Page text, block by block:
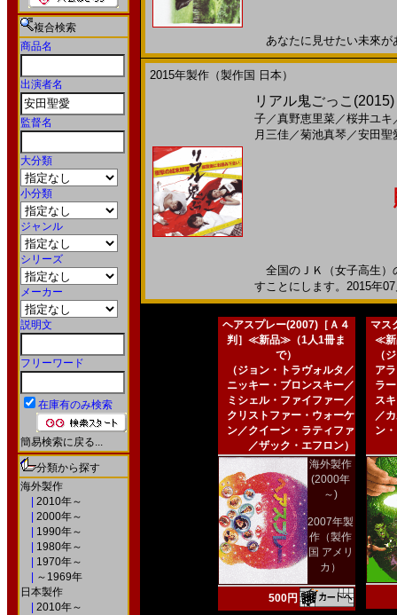
複合検索
商品名
出演者名
監督名
大分類
小分類
ジャンル
シリーズ
メーカー
説明文
フリーワード
在庫有のみ検索
簡易検索に戻る...
分類から探す
海外製作
2010年～
2000年～
1990年～
1980年～
1970年～
～1969年
日本製作
2010年～
あなたに見せたい未來
2015年製作（製作国 日本）
リアル鬼ごっこ
子／真野恵里菜／桜井ユキ
月三佳／菊池真琴 ／安田聖
全国のＪＫ（女子高生）
すことにします。2015年
ヘアスプレー(2007)［Ａ４
判］≪新品≫（1人1冊ま
で）
（ジョン・トラヴォルタ／
ニッキー・ブロンスキー／
ミシェル・ファイファー／
クリストファー・ウォーケ
ン／クイーン・ラティファ
／ザック・エフロン）
海外製作
(2000年
～)
2007年製
作（製作
国 アメリ
カ）
500円
マス
≪新
（
ア
ラ
ス
／
ン